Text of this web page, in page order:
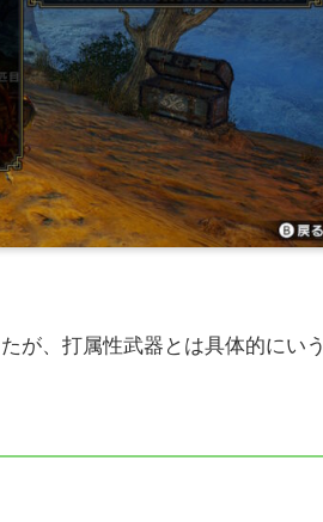
が、打属性武器とは具体的にいう